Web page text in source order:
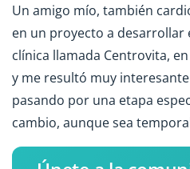
Un amigo mío, también
en un proyecto a desarrollar
clínica llamada Centrovita,
y me resultó muy
pasando por una etapa
cambio, aunque sea